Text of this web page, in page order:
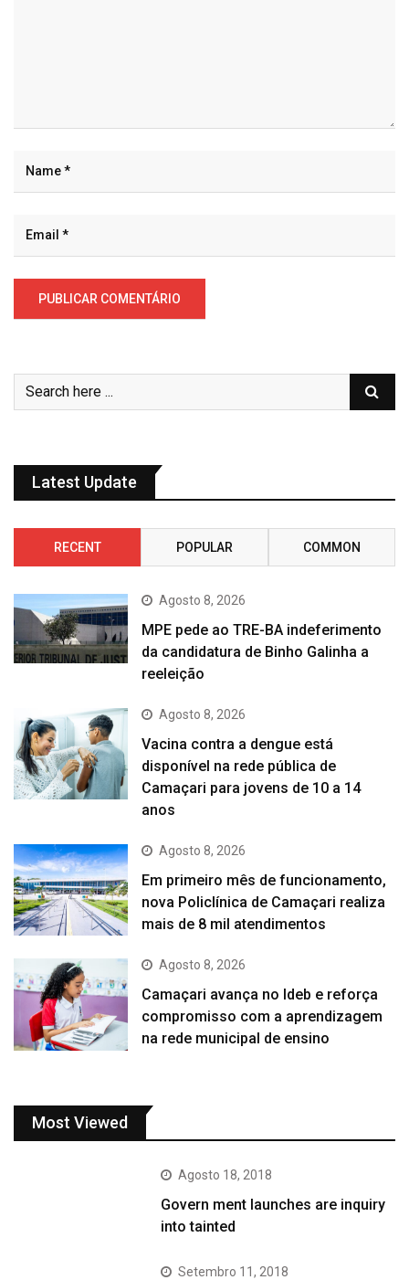
Latest Update
RECENT POPULAR COMMON
Agosto 8, 2026
MPE pede ao TRE-BA indeferimento
da candidatura de Binho Galinha a
reeleição
Agosto 8, 2026
Vacina contra a dengue está
disponível na rede pública de
Camaçari para jovens de 10 a 14
anos
Agosto 8, 2026
Em primeiro mês de funcionamento,
nova Policlínica de Camaçari realiza
mais de 8 mil atendimentos
Agosto 8, 2026
Camaçari avança no Ideb e reforça
compromisso com a aprendizagem
na rede municipal de ensino
Most Viewed
Agosto 18, 2018
Govern ment launches are inquiry
into tainted
Setembro 11, 2018